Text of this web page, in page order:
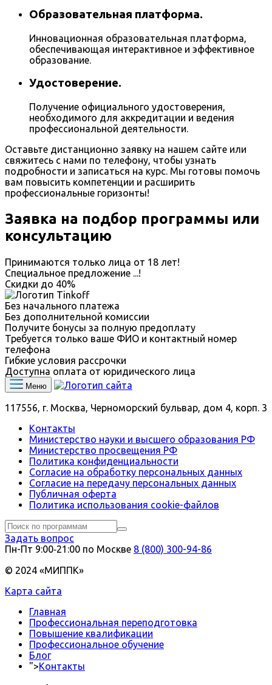
Образовательная платформа.
Инновационная образовательная платформа,
обеспечивающая интерактивное и эффективное
образование.
Удостоверение.
Получение официального удостоверения,
необходимого для аккредитации и ведения
профессиональной деятельности.
Оставьте дистанционно заявку на нашем сайте или
свяжитесь с нами по телефону, чтобы узнать
подробности и записаться на курс. Мы готовы помочь
вам повысить компетенции и расширить
профессиональные горизонты!
Заявка на подбор программы или
консультацию
Принимаются только лица от 18 лет!
Специальное предложение ...!
Скидки до 40%
Без начального платежа
Без дополнительной комиссии
Получите бонусы за полную предоплату
Требуется только ваше ФИО и контактный номер
телефона
Гибкие условия рассрочки
Доступна оплата от юридического лица
Меню
117556, г. Москва, Черноморский бульвар, дом 4, корп. 3
Контакты
Министерство науки и высшего образования РФ
Министерство просвещения РФ
Политика конфиденциальности
Согласие на обработку персональных данных
Согласие на передачу персональных данных
Публичная оферта
Политика использования сookie-файлов
Задать вопрос
Пн-Пт 9:00‑21:00 по Москве 8 (800) 300-94-86
© 2024 «МИППК»
Карта сайта
Главная
Профессиональная переподготовка
Повышение квалификации
Профессиональное обучение
Блог
">Контакты